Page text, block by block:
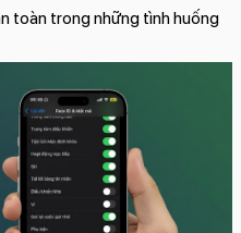
toàn trong những tình huống